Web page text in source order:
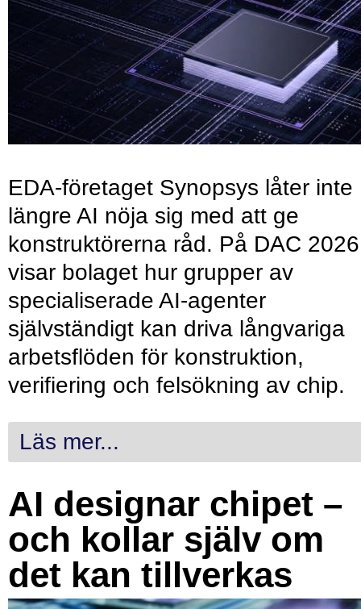
EDA-företaget Synopsys låter inte
längre AI nöja sig med att ge
konstruktörerna råd. På DAC 2026
visar bolaget hur grupper av
specialiserade AI-agenter
självständigt kan driva långvariga
arbetsflöden för konstruktion,
verifiering och felsökning av chip.
Läs mer...
AI designar chipet –
och kollar själv om
det kan tillverkas